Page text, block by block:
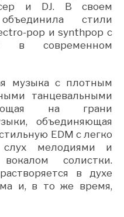
и DJ. В своем
стили
pop и synthpop с
в современном
музыка с плотным
танцевальными
на грани
объединяющая
EDM с легко
мелодиями и
солистки.
в духе
и, в то же время,